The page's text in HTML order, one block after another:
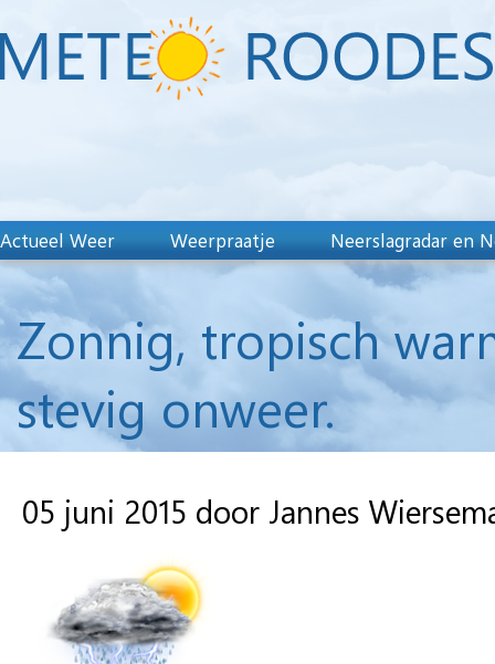
Actueel Weer Weerpraatje Neerslagradar en
Zonnig, tropisch
stevig onweer.
05 juni 2015 door Jannes